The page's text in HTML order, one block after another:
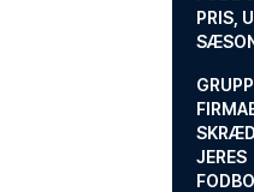
PRIS,
JERES